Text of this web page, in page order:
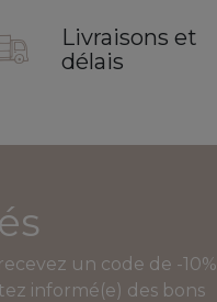
Livraisons et
délais
un code de -10%
informé(e) des bons